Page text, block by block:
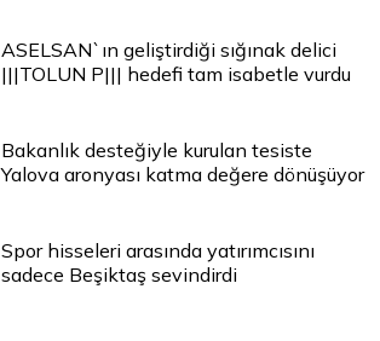
ASELSAN`ın geliştirdiği sığınak delici
|||TOLUN P||| hedefi tam isabetle vurdu
Bakanlık desteğiyle kurulan tesiste
Yalova aronyası katma değere dönüşüyor
Spor hisseleri arasında yatırımcısını
sadece Beşiktaş sevindirdi